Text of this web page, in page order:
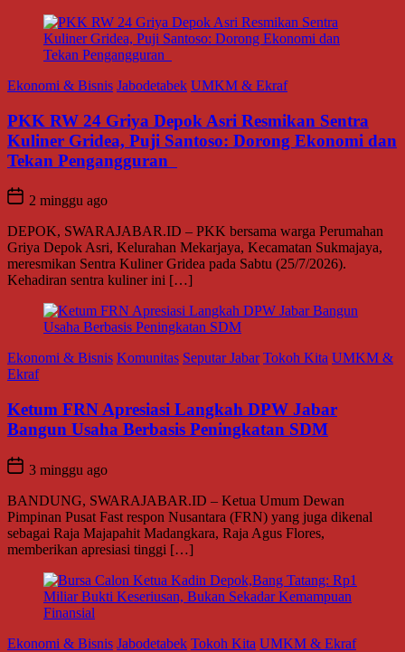
Ekonomi & Bisnis Jabodetabek UMKM & Ekraf
PKK RW 24 Griya Depok Asri Resmikan Sentra
Kuliner Gridea, Puji Santoso: Dorong Ekonomi dan
Tekan Pengangguran
2 minggu ago
DEPOK, SWARAJABAR.ID – PKK bersama warga Perumahan
Griya Depok Asri, Kelurahan Mekarjaya, Kecamatan Sukmajaya,
meresmikan Sentra Kuliner Gridea pada Sabtu (25/7/2026).
Kehadiran sentra kuliner ini […]
Ekonomi & Bisnis Komunitas Seputar Jabar Tokoh Kita UMKM &
Ekraf
Ketum FRN Apresiasi Langkah DPW Jabar
Bangun Usaha Berbasis Peningkatan SDM
3 minggu ago
BANDUNG, SWARAJABAR.ID – Ketua Umum Dewan
Pimpinan Pusat Fast respon Nusantara (FRN) yang juga dikenal
sebagai Raja Majapahit Madangkara, Raja Agus Flores,
memberikan apresiasi tinggi […]
Ekonomi & Bisnis Jabodetabek Tokoh Kita UMKM & Ekraf